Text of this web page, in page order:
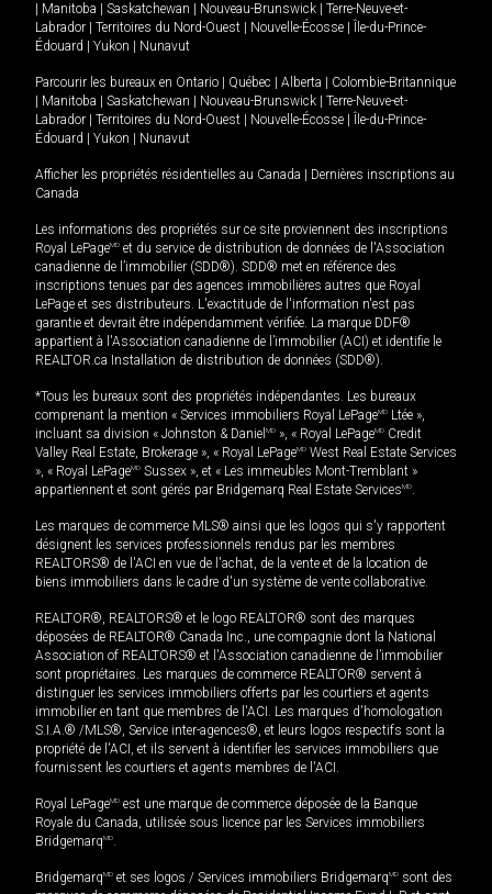
Manitoba Saskatchewan Nouveau-Brunswick
Terre-Neuve-et-
Labrador
Territoires du Nord-Ouest Nouvelle-Écosse
Île-du-Prince-
Édouard
Yukon Nunavut
Parcourir les bureaux en Ontario Québec Alberta
Colombie-Britannique
Manitoba Saskatchewan Nouveau-Brunswick
Terre-Neuve-et-
Labrador
Territoires du Nord-Ouest Nouvelle-Écosse
Île-du-Prince-
Édouard
Yukon Nunavut
Afficher les propriétés résidentielles au Canada
Dernières inscriptions au
Canada
Les informations des propriétés sur ce site proviennent des inscriptions
Royal LePageMD et du service de distribution de données de l'Association
canadienne de l’immobilier (SDD®). SDD® met en référence des
inscriptions tenues par des agences immobilières autres que Royal
LePage et ses distributeurs. L'exactitude de l'information n'est pas
garantie et devrait être indépendamment vérifiée. La marque DDF®
appartient à l'Association canadienne de l’immobilier (ACI) et identifie le
REALTOR.ca Installation de distribution de données (SDD®).
*Tous les bureaux sont des propriétés indépendantes. Les bureaux
comprenant la mention « Services immobiliers Royal LePageMD Ltée »,
incluant sa division « Johnston & Daniel MD », « Royal LePageMD Credit
Valley Real Estate, Brokerage », « Royal LePageMD West Real Estate Services
», « Royal LePageMD Sussex », et « Les immeubles Mont-Tremblant »
appartiennent et sont gérés par Bridgemarq Real Estate ServicesMD.
Les marques de commerce MLS® ainsi que les logos qui s'y rapportent
désignent les services professionnels rendus par les membres
REALTORS® de l'ACI en vue de l'achat, de la vente et de la location de
biens immobiliers dans le cadre d'un système de vente collaborative.
REALTOR®, REALTORS® et le logo REALTOR® sont des marques
déposées de REALTOR® Canada Inc., une compagnie dont la National
Association of REALTORS® et l'Association canadienne de l’immobilier
sont propriétaires. Les marques de commerce REALTOR® servent à
distinguer les services immobiliers offerts par les courtiers et agents
immobilier en tant que membres de l'ACI. Les marques d'homologation
S.I.A.® /MLS®, Service inter-agences®, et leurs logos respectifs sont la
propriété de l'ACI, et ils servent à identifier les services immobiliers que
fournissent les courtiers et agents membres de l'ACI.
Royal LePageMD est une marque de commerce déposée de la Banque
Royale du Canada, utilisée sous licence par les Services immobiliers
BridgemarqMD.
BridgemarqMD et ses logos / Services immobiliers BridgemarqMD sont des